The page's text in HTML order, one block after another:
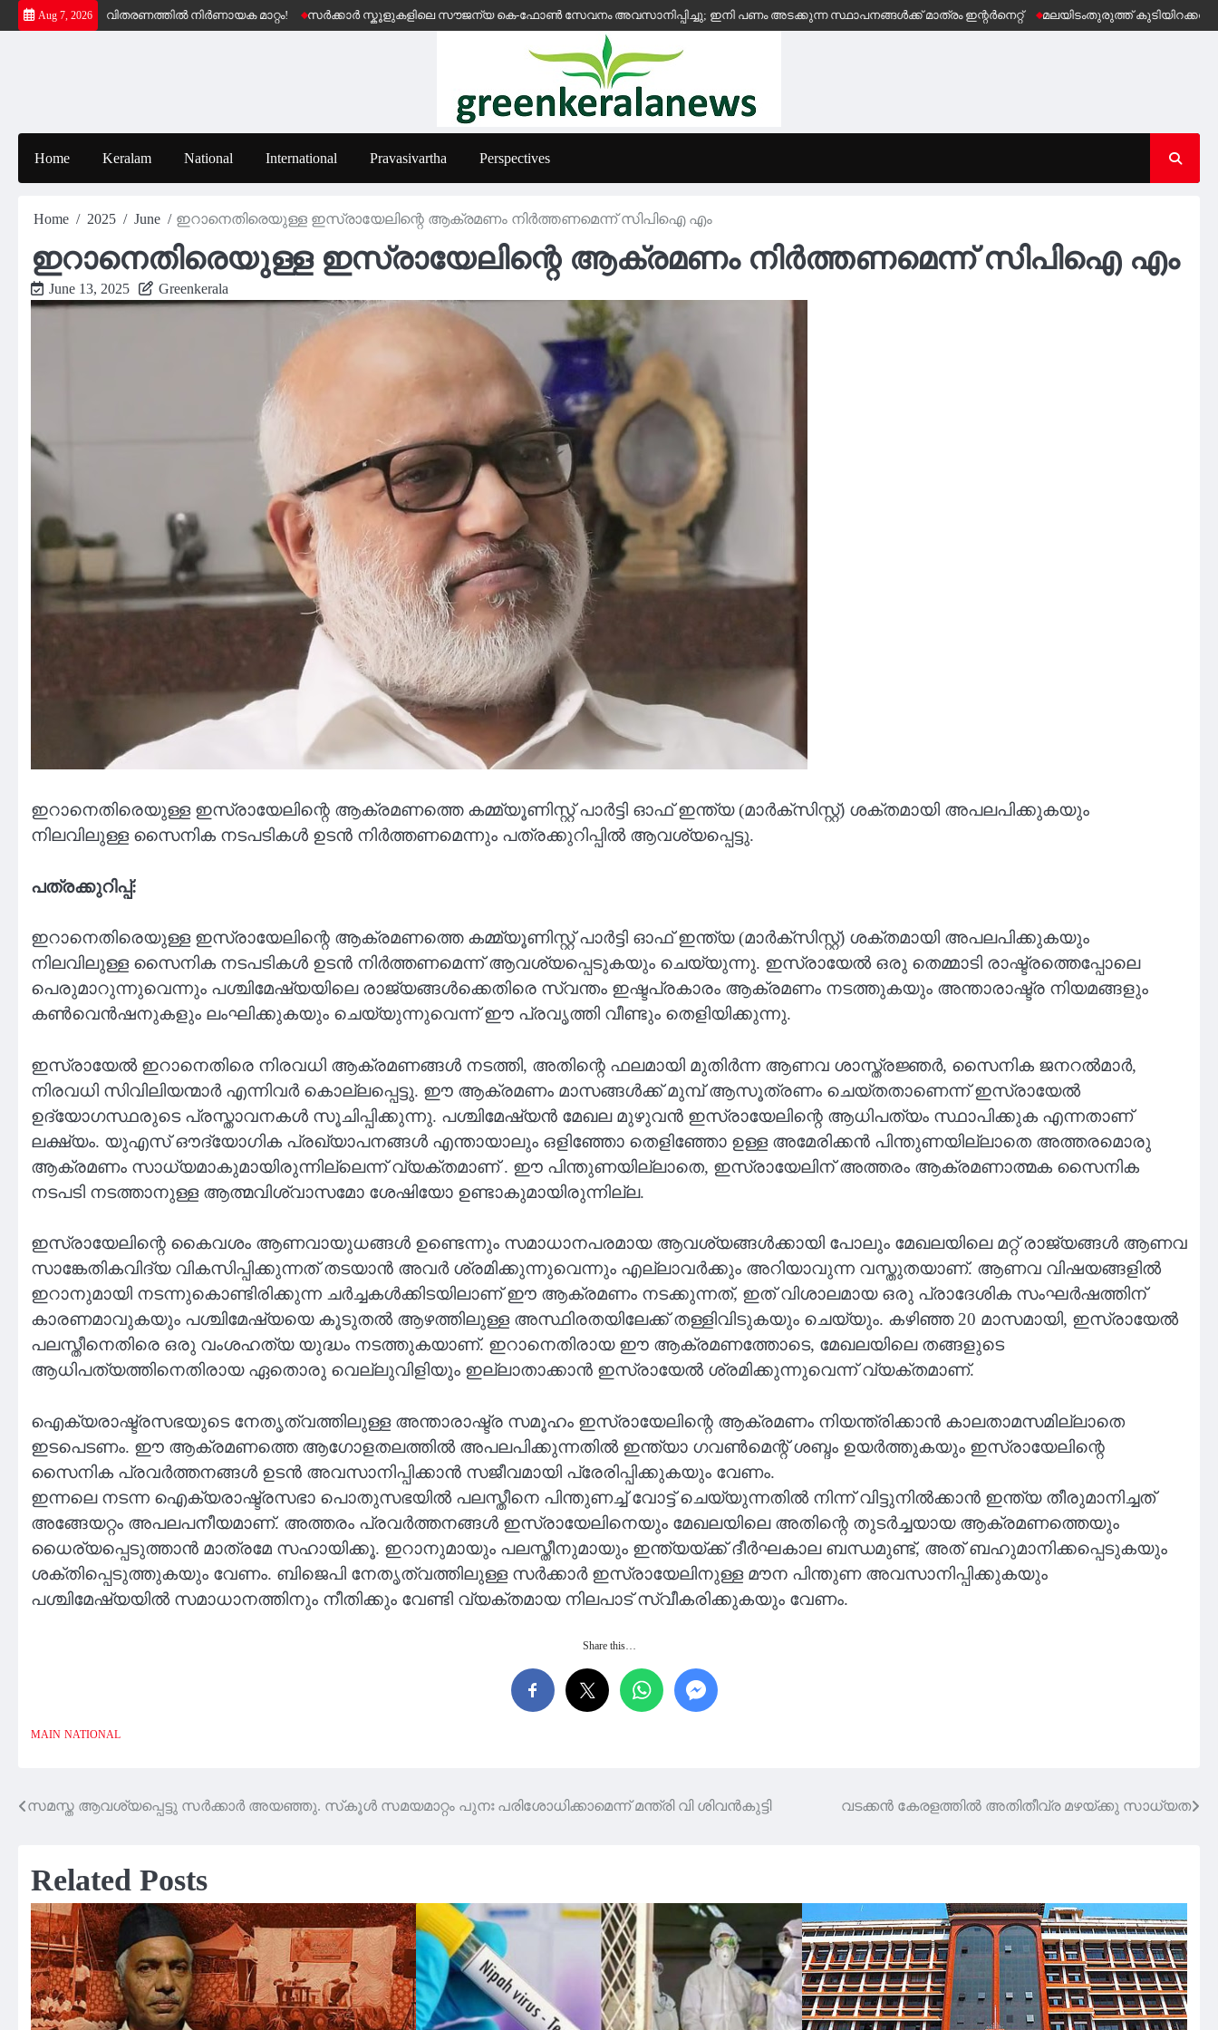
Skip
to
Aug 7, 2026
പെൻഷൻ വിതരണത്തിൽ നിർണായക മാറ്റം! സർക്കാർ സ്കൂളുകളിലെ സൗജന്യ കെ-ഫോൺ സേവനം അവസാനിപ്പിച്ചു; ഇനി പണം അടക്കുന്ന സ്ഥാപനങ്ങൾക്ക് മാത്രം ഇന്റർനെറ്റ് മലയിടംതുരുത്ത് കുടിയിറക്കൽ
Home Keralam National International Pravasivartha Perspectives
Home 2025 June ഇറാനെതിരെയുള്ള ഇസ്രായേലിന്റെ ആക്രമണം നിർത്തണമെന്ന് സിപിഐ എം
ഇറാനെതിരെയുള്ള ഇസ്രായേലിന്റെ ആക്രമണം നിർത്തണമെന്ന് സിപിഐ എം
June 13, 2025 Greenkerala
ഇറാനെതിരെയുള്ള ഇസ്രായേലിന്റെ ആക്രമണത്തെ കമ്മ്യൂണിസ്റ്റ് പാർട്ടി ഓഫ് ഇന്ത്യ (മാർക്സിസ്റ്റ്) ശക്തമായി അപലപിക്കുകയും
നിലവിലുള്ള സൈനിക നടപടികൾ ഉടൻ നിർത്തണമെന്നും പത്രക്കുറിപ്പിൽ ആവശ്യപ്പെട്ടു.
പത്രക്കുറിപ്പ്:
ഇറാനെതിരെയുള്ള ഇസ്രായേലിന്റെ ആക്രമണത്തെ കമ്മ്യൂണിസ്റ്റ് പാർട്ടി ഓഫ് ഇന്ത്യ (മാർക്സിസ്റ്റ്) ശക്തമായി അപലപിക്കുകയും
നിലവിലുള്ള സൈനിക നടപടികൾ ഉടൻ നിർത്തണമെന്ന് ആവശ്യപ്പെടുകയും ചെയ്യുന്നു. ഇസ്രായേൽ ഒരു തെമ്മാടി രാഷ്ട്രത്തെപ്പോലെ
പെരുമാറുന്നുവെന്നും പശ്ചിമേഷ്യയിലെ രാജ്യങ്ങൾക്കെതിരെ സ്വന്തം ഇഷ്ടപ്രകാരം ആക്രമണം നടത്തുകയും അന്താരാഷ്ട്ര നിയമങ്ങളും
കൺവെൻഷനുകളും ലംഘിക്കുകയും ചെയ്യുന്നുവെന്ന് ഈ പ്രവൃത്തി വീണ്ടും തെളിയിക്കുന്നു.
ഇസ്രായേൽ ഇറാനെതിരെ നിരവധി ആക്രമണങ്ങൾ നടത്തി, അതിന്റെ ഫലമായി മുതിർന്ന ആണവ ശാസ്ത്രജ്ഞർ, സൈനിക ജനറൽമാർ,
നിരവധി സിവിലിയന്മാർ എന്നിവർ കൊല്ലപ്പെട്ടു. ഈ ആക്രമണം മാസങ്ങൾക്ക് മുമ്പ് ആസൂത്രണം ചെയ്തതാണെന്ന് ഇസ്രായേൽ
ഉദ്യോഗസ്ഥരുടെ പ്രസ്താവനകൾ സൂചിപ്പിക്കുന്നു. പശ്ചിമേഷ്യൻ മേഖല മുഴുവൻ ഇസ്രായേലിന്റെ ആധിപത്യം സ്ഥാപിക്കുക എന്നതാണ്
ലക്ഷ്യം. യുഎസ് ഔദ്യോഗിക പ്രഖ്യാപനങ്ങൾ എന്തായാലും ഒളിഞ്ഞോ തെളിഞ്ഞോ ഉള്ള അമേരിക്കൻ പിന്തുണയില്ലാതെ അത്തരമൊരു
ആക്രമണം സാധ്യമാകുമായിരുന്നില്ലെന്ന് വ്യക്തമാണ് . ഈ പിന്തുണയില്ലാതെ, ഇസ്രായേലിന് അത്തരം ആക്രമണാത്മക സൈനിക
നടപടി നടത്താനുള്ള ആത്മവിശ്വാസമോ ശേഷിയോ ഉണ്ടാകുമായിരുന്നില്ല.
ഇസ്രായേലിന്റെ കൈവശം ആണവായുധങ്ങൾ ഉണ്ടെന്നും സമാധാനപരമായ ആവശ്യങ്ങൾക്കായി പോലും മേഖലയിലെ മറ്റ് രാജ്യങ്ങൾ ആണവ
സാങ്കേതികവിദ്യ വികസിപ്പിക്കുന്നത് തടയാൻ അവർ ശ്രമിക്കുന്നുവെന്നും എല്ലാവർക്കും അറിയാവുന്ന വസ്തുതയാണ്. ആണവ വിഷയങ്ങളിൽ
ഇറാനുമായി നടന്നുകൊണ്ടിരിക്കുന്ന ചർച്ചകൾക്കിടയിലാണ് ഈ ആക്രമണം നടക്കുന്നത്, ഇത് വിശാലമായ ഒരു പ്രാദേശിക സംഘർഷത്തിന്
കാരണമാവുകയും പശ്ചിമേഷ്യയെ കൂടുതൽ ആഴത്തിലുള്ള അസ്ഥിരതയിലേക്ക് തള്ളിവിടുകയും ചെയ്യും. കഴിഞ്ഞ 20 മാസമായി, ഇസ്രായേൽ
പലസ്തീനെതിരെ ഒരു വംശഹത്യ യുദ്ധം നടത്തുകയാണ്. ഇറാനെതിരായ ഈ ആക്രമണത്തോടെ, മേഖലയിലെ തങ്ങളുടെ
ആധിപത്യത്തിനെതിരായ ഏതൊരു വെല്ലുവിളിയും ഇല്ലാതാക്കാൻ ഇസ്രായേൽ ശ്രമിക്കുന്നുവെന്ന് വ്യക്തമാണ്.
ഐക്യരാഷ്ട്രസഭയുടെ നേതൃത്വത്തിലുള്ള അന്താരാഷ്ട്ര സമൂഹം ഇസ്രായേലിന്റെ ആക്രമണം നിയന്ത്രിക്കാൻ കാലതാമസമില്ലാതെ
ഇടപെടണം. ഈ ആക്രമണത്തെ ആഗോളതലത്തിൽ അപലപിക്കുന്നതിൽ ഇന്ത്യാ ഗവൺമെന്റ് ശബ്ദം ഉയർത്തുകയും ഇസ്രായേലിന്റെ
സൈനിക പ്രവർത്തനങ്ങൾ ഉടൻ അവസാനിപ്പിക്കാൻ സജീവമായി പ്രേരിപ്പിക്കുകയും വേണം.
ഇന്നലെ നടന്ന ഐക്യരാഷ്ട്രസഭാ പൊതുസഭയിൽ പലസ്തീനെ പിന്തുണച്ച് വോട്ട് ചെയ്യുന്നതിൽ നിന്ന് വിട്ടുനിൽക്കാൻ ഇന്ത്യ തീരുമാനിച്ചത്
അങ്ങേയറ്റം അപലപനീയമാണ്. അത്തരം പ്രവർത്തനങ്ങൾ ഇസ്രായേലിനെയും മേഖലയിലെ അതിന്റെ തുടർച്ചയായ ആക്രമണത്തെയും
ധൈര്യപ്പെടുത്താൻ മാത്രമേ സഹായിക്കൂ. ഇറാനുമായും പലസ്തീനുമായും ഇന്ത്യയ്ക്ക് ദീർഘകാല ബന്ധമുണ്ട്, അത് ബഹുമാനിക്കപ്പെടുകയും
ശക്തിപ്പെടുത്തുകയും വേണം. ബിജെപി നേതൃത്വത്തിലുള്ള സർക്കാർ ഇസ്രായേലിനുള്ള മൗന പിന്തുണ അവസാനിപ്പിക്കുകയും
പശ്ചിമേഷ്യയിൽ സമാധാനത്തിനും നീതിക്കും വേണ്ടി വ്യക്തമായ നിലപാട് സ്വീകരിക്കുകയും വേണം.
Share this…
MAIN NATIONAL
Post
സമസ്ത ആവശ്യപ്പെട്ടു സര്‍ക്കാര്‍ അയഞ്ഞു. സ്‌കൂള്‍ സമയമാറ്റം പുനഃ പരിശോധിക്കാമെന്ന് മന്ത്രി വി ശിവന്‍കുട്ടി വടക്കൻ കേരളത്തിൽ അതിതീവ്ര മഴയ്ക്കു സാധ്യത
Related Posts